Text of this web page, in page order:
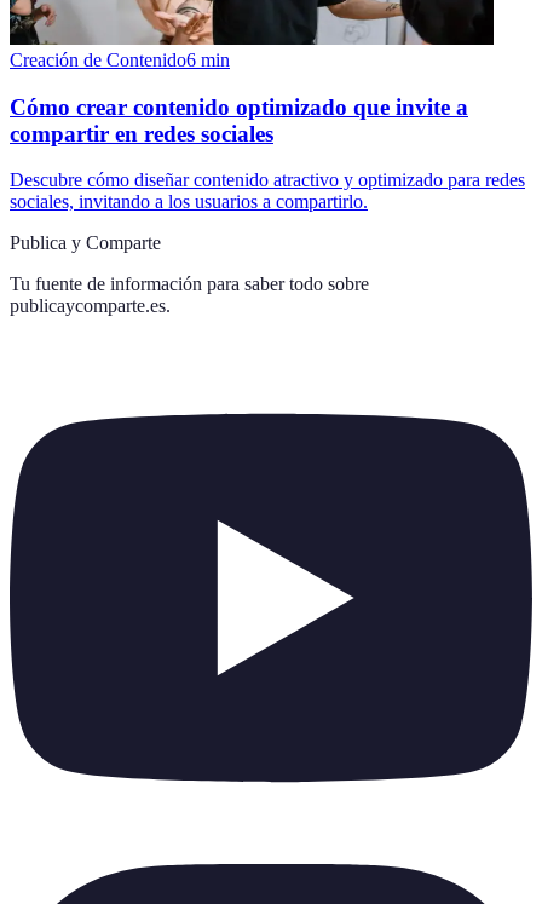
Creación de Contenido6 min
Cómo crear contenido optimizado que invite a
compartir en redes sociales
Descubre cómo diseñar contenido atractivo y optimizado para redes
sociales, invitando a los usuarios a compartirlo.
Publica y Comparte
Tu fuente de información para saber todo sobre
publicaycomparte.es.